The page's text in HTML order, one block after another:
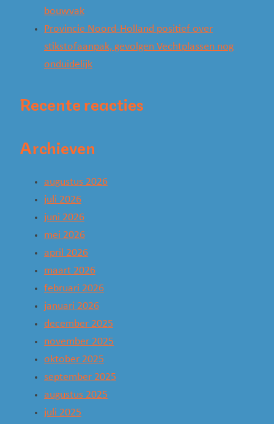
bouwvak
Provincie Noord-Holland positief over
stikstofaanpak, gevolgen Vechtplassen nog
onduidelijk
Recente reacties
Archieven
augustus 2026
juli 2026
juni 2026
mei 2026
april 2026
maart 2026
februari 2026
januari 2026
december 2025
november 2025
oktober 2025
september 2025
augustus 2025
juli 2025